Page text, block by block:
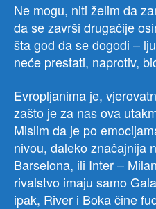
Ne mogu, niti želim da
da se završi drugačije
šta god da se dogodi –
neće prestati, naprotiv,
Evropljanima je,
zašto je za nas ova
Mislim da je po
nivou, daleko značajnija
Barselona, ili Inter –
rivalstvo imaju samo
ipak, River i Boka čine